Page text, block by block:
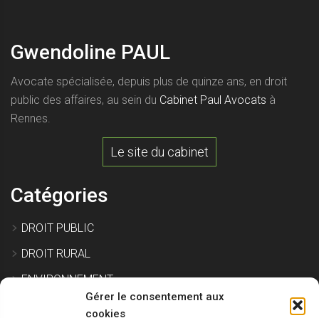
Gérer le consentement aux
cookies
Gwendoline PAUL
Avocate spécialisée, depuis plus de quinze ans, en droit
public des affaires, au sein du Cabinet Paul Avocats à
Rennes.
Le site du cabinet
Catégories
DROIT PUBLIC
DROIT RURAL
ENVIRONNEMENT